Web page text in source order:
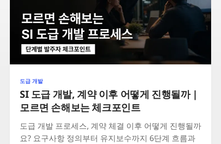
도급 개발
SI 도급 개발, 계약 이후 어떻게 진행될까 |
모르면 손해보는 체크포인트
도급 개발 프로세스, 계약 체결 이후 어떻게 진행될까
요? 요구사항 정의부터 유지보수까지 6단계 흐름과